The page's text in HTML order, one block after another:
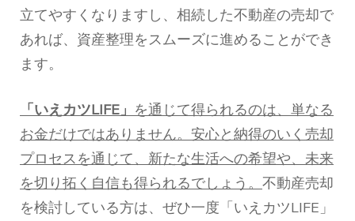
立てやすくなりますし、相続した不動産の売却で
あれば、資産整理をスムーズに進めることができ
ます。
「いえカツLIFE」 を通じて得られるのは、単なる
お金だけではありません。安心と納得のいく売却
プロセスを通じて、新たな生活への希望や、未来
を切り拓く自信も得られるでしょう。 不動産売却
を検討している方は、ぜひ一度「いえカツLIFE」